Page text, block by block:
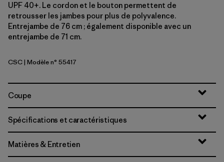
UPF 40+. Le cordon et le bouton permettent de
retrousser les jambes pour plus de polyvalence.
Entrejambe de 76 cm ; également disponible avec un
entrejambe de 71 cm.
Classic Tan
CSC| Modèle n° 55417
Coupe
Spécifications et caractéristiques
Matières & Entretien